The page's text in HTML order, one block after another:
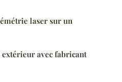
laser sur un
avec fabricant